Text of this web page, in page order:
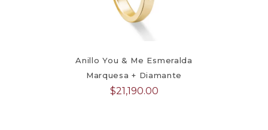
Anillo You & Me Esmeralda
Marquesa + Diamante
$21,190.00